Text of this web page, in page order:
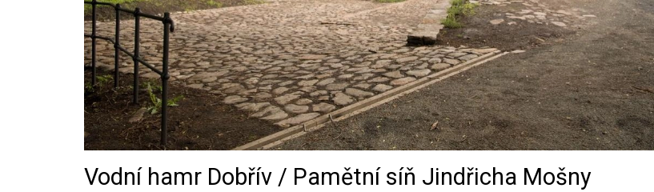
Vodní hamr Dobřív / Pamětní síň Jindřicha Mošny